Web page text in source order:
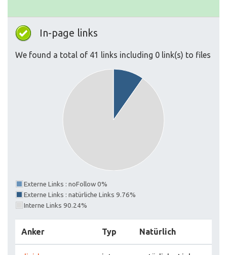
In-page links
We found a total of 41 links including 0 link(s) to files
Externe Links : noFollow 0%
Externe Links : natürliche Links 9.76%
Interne Links 90.24%
Anker Typ Natürlich